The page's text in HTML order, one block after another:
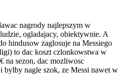
nagrody najlepszym w
ogladajacy, obiektywnie. A
hindusow zaglosuje na Messiego
to dac koszt czlonkowstwa w
na sezon, dac mozliwosc
bylby nagle szok, ze Messi nawet w